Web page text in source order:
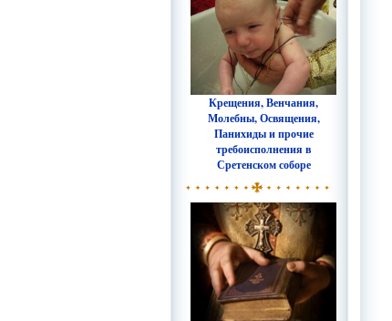
Крещения, Венчания,
Молебны, Освящения,
Панихиды и прочие
требоисполнения в
Сретенском соборе